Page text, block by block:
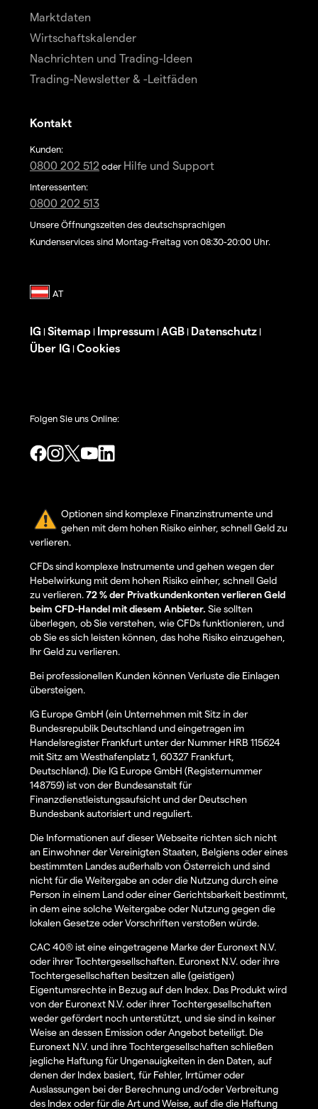
Marktdaten
Wirtschaftskalender
Nachrichten und Trading-Ideen
Trading-Newsletter & -Leitfäden
Kontakt
Kunden:
0800 202 512 oder Hilfe und Support
Interessenten:
0800 202 513
Unsere Öffnungszeiten des deutschsprachigen
Kundenservices sind Montag-Freitag von 08:30-20:00 Uhr.
IG | Sitemap | Impressum | AGB | Datenschutz |
Über IG | Cookies
Folgen Sie uns Online:
Optionen sind komplexe Finanzinstrumente und
gehen mit dem hohen Risiko einher, schnell Geld zu
verlieren.
CFDs sind komplexe Instrumente und gehen wegen der
Hebelwirkung mit dem hohen Risiko einher, schnell Geld
zu verlieren.72 % der Privatkundenkonten verlieren Geld
beim CFD-Handel mit diesem Anbieter. Sie sollten
überlegen, ob Sie verstehen, wie CFDs funktionieren, und
ob Sie es sich leisten können, das hohe Risiko einzugehen,
Ihr Geld zu verlieren.
Bei professionellen Kunden können Verluste die Einlagen
übersteigen.
IG Europe GmbH (ein Unternehmen mit Sitz in der
Bundesrepublik Deutschland und eingetragen im
Handelsregister Frankfurt unter der Nummer HRB 115624
mit Sitz am Westhafenplatz 1, 60327 Frankfurt,
Deutschland). Die IG Europe GmbH (Registernummer
148759) ist von der Bundesanstalt für
Finanzdienstleistungsaufsicht und der Deutschen
Bundesbank autorisiert und reguliert.
Die Informationen auf dieser Webseite richten sich nicht
an Einwohner der Vereinigten Staaten, Belgiens oder eines
bestimmten Landes außerhalb von Österreich und sind
nicht für die Weitergabe an oder die Nutzung durch eine
Person in einem Land oder einer Gerichtsbarkeit bestimmt,
in dem eine solche Weitergabe oder Nutzung gegen die
lokalen Gesetze oder Vorschriften verstoßen würde.
CAC 40® ist eine eingetragene Marke der Euronext N.V.
oder ihrer Tochtergesellschaften. Euronext N.V. oder ihre
Tochtergesellschaften besitzen alle (geistigen)
Eigentumsrechte in Bezug auf den Index. Das Produkt wird
von der Euronext N.V. oder ihrer Tochtergesellschaften
weder gefördert noch unterstützt, und sie sind in keiner
Weise an dessen Emission oder Angebot beteiligt. Die
Euronext N.V. und ihre Tochtergesellschaften schließen
jegliche Haftung für Ungenauigkeiten in den Daten, auf
denen der Index basiert, für Fehler, Irrtümer oder
Auslassungen bei der Berechnung und/oder Verbreitung
des Index oder für die Art und Weise, auf die die Haftung